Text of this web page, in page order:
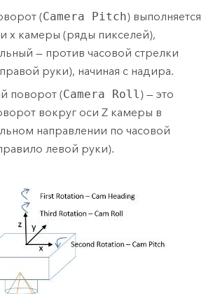
(Camera Pitch) выполняется
x камеры (ряды пикселей),
— против часовой стрелки
руки), начиная с надира.
поворот (Camera Roll ) — это
вокруг оси Z камеры в
направлении по часовой
левой руки).